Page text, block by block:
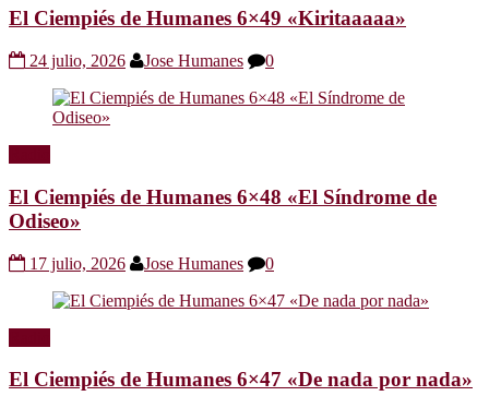
El Ciempiés de Humanes 6×49 «Kiritaaaaa»
24 julio, 2026 Jose Humanes 0
El Ciempiés de Humanes 6×48 «El Síndrome de
Odiseo»
17 julio, 2026 Jose Humanes 0
El Ciempiés de Humanes 6×47 «De nada por nada»